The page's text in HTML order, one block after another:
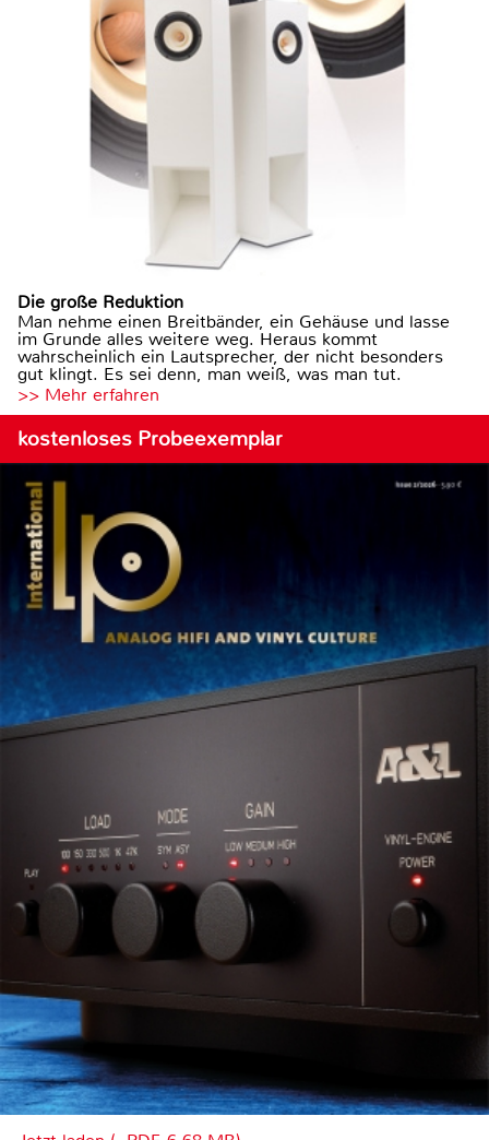
Die große Reduktion
Man nehme einen Breitbänder, ein Gehäuse und lasse
im Grunde alles weitere weg. Heraus kommt
wahrscheinlich ein Lautsprecher, der nicht besonders
gut klingt. Es sei denn, man weiß, was man tut.
>> Mehr erfahren
kostenloses Probeexemplar